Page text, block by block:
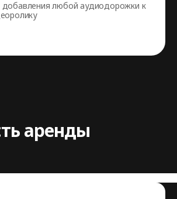
любой аудиодорожки к
аренды